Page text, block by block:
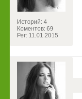
Историй: 4
Коментов: 69
Рег: 11.01.2015